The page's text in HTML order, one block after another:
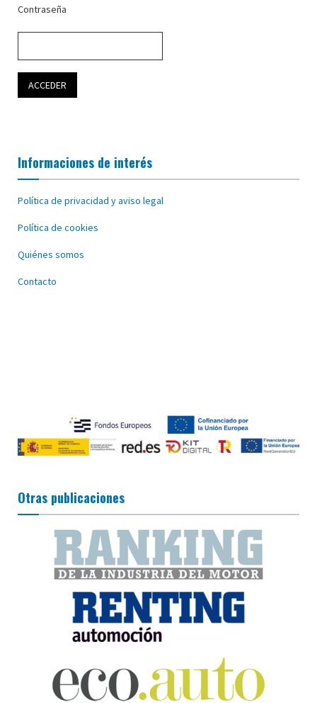
Contraseña
Informaciones de interés
Política de privacidad y aviso legal
Política de cookies
Quiénes somos
Contacto
Otras publicaciones